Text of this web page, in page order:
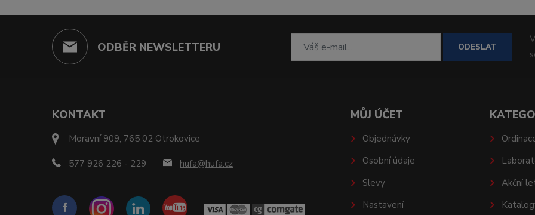
ODBĚR NEWSLETTERU ODESLAT
KONTAKT
Moravní 909, 765 02 Otrokovice
577 926 226 - 229 hufa@hufa.cz
MŮJ ÚČET
Objednávky
Osobní údaje
Slevy
Nastavení
Akční